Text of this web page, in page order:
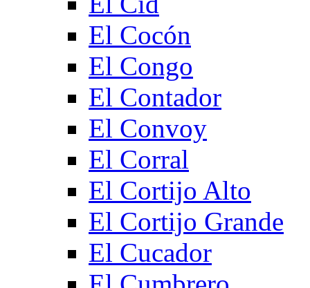
El Cocón
El Congo
El Contador
El Convoy
El Corral
El Cortijo Alto
El Cortijo Grande
El Cucador